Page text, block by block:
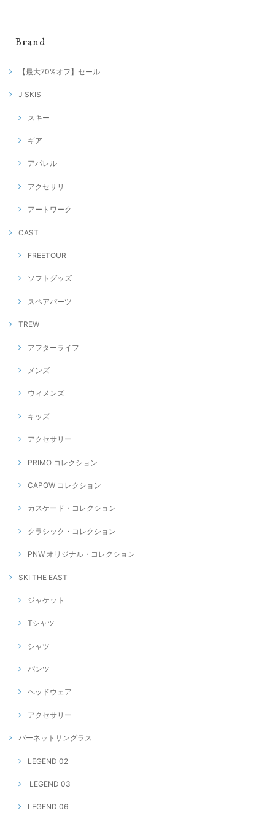
Brand
【最大70%オフ】セール
J SKIS
スキー
ギア
アパレル
アクセサリ
アートワーク
CAST
FREETOUR
ソフトグッズ
スペアパーツ
TREW
アフターライフ
メンズ
ウィメンズ
キッズ
アクセサリー
PRIMO コレクション
CAPOW コレクション
カスケード・コレクション
クラシック・コレクション
PNW オリジナル・コレクション
SKI THE EAST
ジャケット
Tシャツ
シャツ
パンツ
ヘッドウェア
アクセサリー
バーネットサングラス
LEGEND 02
LEGEND 03
LEGEND 06